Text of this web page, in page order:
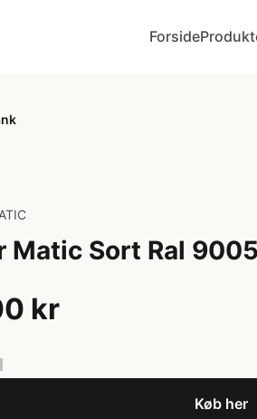
Forside
Matic Sort Ral
kr
Køb her